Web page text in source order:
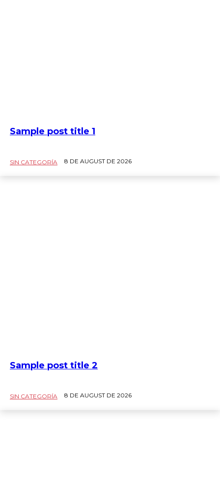
Sample post title 1
SIN CATEGORÍA 8 DE AUGUST DE 2026
Sample post title 2
SIN CATEGORÍA 8 DE AUGUST DE 2026